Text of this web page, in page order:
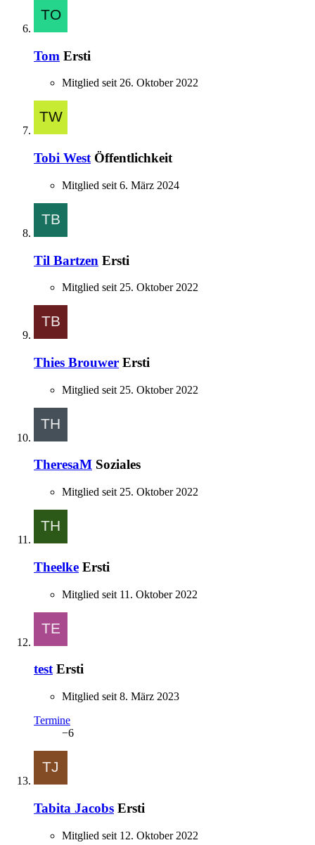
Tom Ersti
Mitglied seit 26. Oktober 2022
Tobi West Öffentlichkeit
Mitglied seit 6. März 2024
Til Bartzen Ersti
Mitglied seit 25. Oktober 2022
Thies Brouwer Ersti
Mitglied seit 25. Oktober 2022
TheresaM Soziales
Mitglied seit 25. Oktober 2022
Theelke Ersti
Mitglied seit 11. Oktober 2022
test Ersti
Mitglied seit 8. März 2023
Termine
−6
Tabita Jacobs Ersti
Mitglied seit 12. Oktober 2022